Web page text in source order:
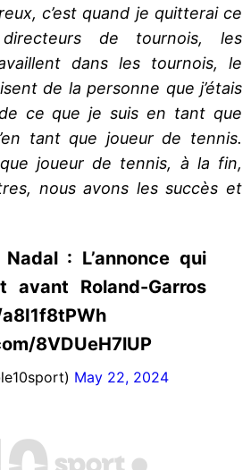
c’est quand je quitterai ce
de tournois, les
dans les tournois, le
de la personne que j’étais
ce que je suis en tant que
tant que joueur de tennis.
joueur de tennis, à la fin,
nous avons les succès et
: L’annonce qui
avant Roland-Garros
8VDUeH7lUP
May 22, 2024